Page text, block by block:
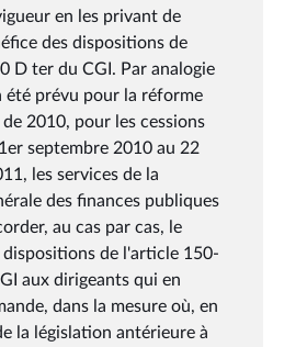
en les privant de
des dispositions de
D ter du CGI. Par analogie
été prévu pour la réforme
2010, pour les cessions
septembre 2010 au 22
les services de la
des finances publiques
au cas par cas, le
dispositions de l'article 150-
aux dirigeants qui en
dans la mesure où, en
la législation antérieure à